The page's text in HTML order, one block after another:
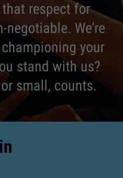
respect for
negotiable. We're
your
stand with us?
small, counts.